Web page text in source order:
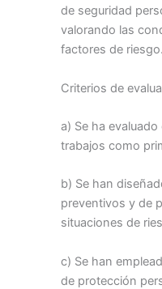
de seguridad
valorando las
factores de riesgo.
Criterios de
a) Se ha
trabajos como
b) Se han
preventivos y de
situaciones de
c) Se han
de protección